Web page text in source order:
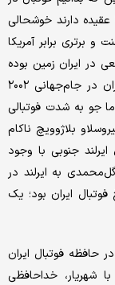
دارند خوشحالی
و برتری برابر آمریکا
در ایران زمین بوده
که مزه‌اش تا سال‌ها زیر زبان مردم باقی ماند. ایران در جام‌جهانی ۲۰۰۲
جو به شدت فوتبالی
بلاژوویچ ناکام
جنوبی با وجود
به ایرلند در
ایران بود؛ یک
در حافظه فوتبال ایران
شهریار، خداحافظی